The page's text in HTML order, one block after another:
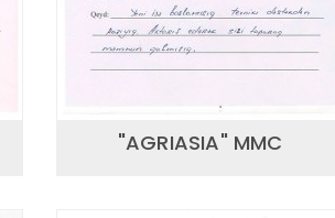
"AGRIASIA" MMC